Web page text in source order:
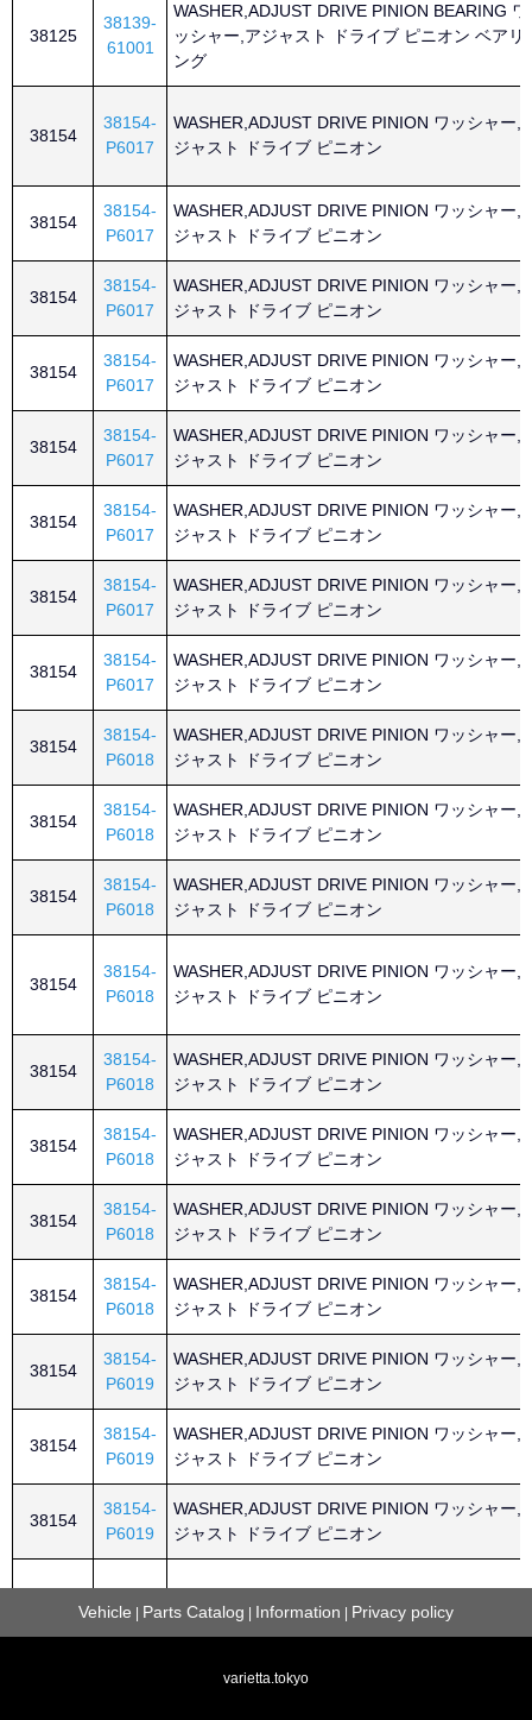
38125
38139-
61001
WASHER,ADJUST DRIVE PINION BEARING ワ
ッシャー,アジャスト ドライブ ピニオン ベアリ
ング
38154
38154-
P6017
WASHER,ADJUST DRIVE PINION ワッシャー,
ジャスト ドライブ ピニオン
38154
38154-
P6017
WASHER,ADJUST DRIVE PINION ワッシャー,
ジャスト ドライブ ピニオン
38154
38154-
P6017
WASHER,ADJUST DRIVE PINION ワッシャー,
ジャスト ドライブ ピニオン
38154
38154-
P6017
WASHER,ADJUST DRIVE PINION ワッシャー,
ジャスト ドライブ ピニオン
38154
38154-
P6017
WASHER,ADJUST DRIVE PINION ワッシャー,
ジャスト ドライブ ピニオン
38154
38154-
P6017
WASHER,ADJUST DRIVE PINION ワッシャー,
ジャスト ドライブ ピニオン
38154
38154-
P6017
WASHER,ADJUST DRIVE PINION ワッシャー,
ジャスト ドライブ ピニオン
38154
38154-
P6017
WASHER,ADJUST DRIVE PINION ワッシャー,
ジャスト ドライブ ピニオン
38154
38154-
P6018
WASHER,ADJUST DRIVE PINION ワッシャー,
ジャスト ドライブ ピニオン
38154
38154-
P6018
WASHER,ADJUST DRIVE PINION ワッシャー,
ジャスト ドライブ ピニオン
38154
38154-
P6018
WASHER,ADJUST DRIVE PINION ワッシャー,
ジャスト ドライブ ピニオン
38154
38154-
P6018
WASHER,ADJUST DRIVE PINION ワッシャー,
ジャスト ドライブ ピニオン
38154
38154-
P6018
WASHER,ADJUST DRIVE PINION ワッシャー,
ジャスト ドライブ ピニオン
38154
38154-
P6018
WASHER,ADJUST DRIVE PINION ワッシャー,
ジャスト ドライブ ピニオン
38154
38154-
P6018
WASHER,ADJUST DRIVE PINION ワッシャー,
ジャスト ドライブ ピニオン
38154
38154-
P6018
WASHER,ADJUST DRIVE PINION ワッシャー,
ジャスト ドライブ ピニオン
38154
38154-
P6019
WASHER,ADJUST DRIVE PINION ワッシャー,
ジャスト ドライブ ピニオン
38154
38154-
P6019
WASHER,ADJUST DRIVE PINION ワッシャー,
ジャスト ドライブ ピニオン
38154
38154-
P6019
WASHER,ADJUST DRIVE PINION ワッシャー,
ジャスト ドライブ ピニオン
P6019
ジャスト ドライブ ピニオン
WASHER,ADJUST DRIVE PINION ワッシャー,
Vehicle Parts Catalog Information Privacy policy
varietta.tokyo